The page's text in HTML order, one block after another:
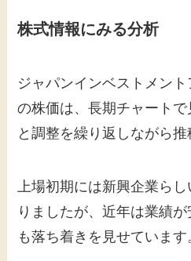
株式情報にみる分析
ジャパンインベストメント
の株価は、長期チャート
と調整を繰り返しながら推
上場初期には新興企業ら
りましたが、近年は業績
も落ち着きを見せています